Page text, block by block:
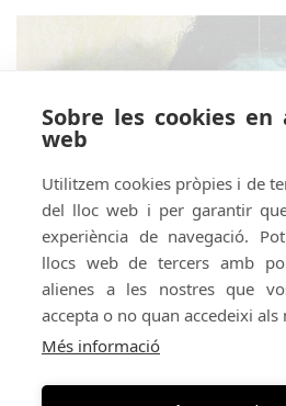
Organitza: En conveni amb:
Sobre les cookies en
web
Utilitzem cookies pròpies i de
del lloc web i per garantir
experiència de navegació.
llocs web de tercers amb
alienes a les nostres que
accepta o no quan accedeixi als
Més informació